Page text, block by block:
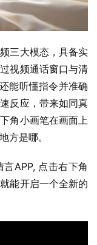
三大模态，具备实
视频通话窗口与清
能听懂指令并准确
反应，带来如同真
角小画笔在画面上
方是哪。
APP, 点击右下角
能开启一个全新的